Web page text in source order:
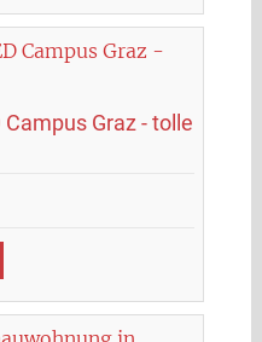
Graz - tolle